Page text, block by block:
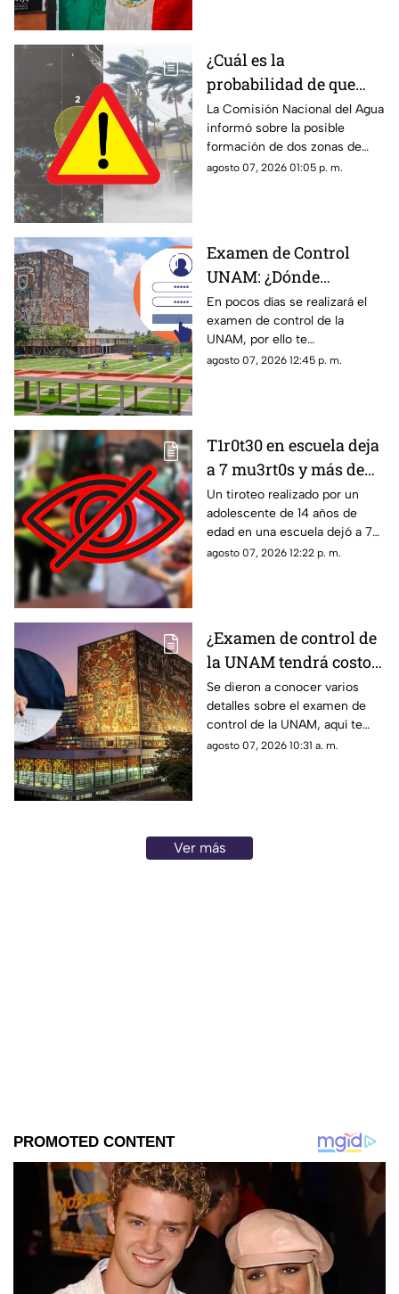
¿Cuál es la
probabilidad de que
'Hernan' se forme esta
semana? Vigilan zonas
de baja presión con
potencial de desarrollo
La Comisión Nacional del Agua
informó sobre la posible
formación de dos zonas de
baja presión con potencial de
agosto 07, 2026 01:05 p. m.
Examen de Control
UNAM: ¿Dónde
consultar el día,
horario y lugar?
En pocos días se realizará el
examen de control de la
UNAM, por ello te
compartimos lo que debes
agosto 07, 2026 12:45 p. m.
T1r0t30 en escuela deja
a 7 mu3rt0s y más de
30 h3r1d0s:
Adolescente de 14 años
realiza m4s4cr3 en
plantel escolar
Un tiroteo realizado por un
adolescente de 14 años de
edad en una escuela dejó a 7
muertos y más de 30 heridos.
agosto 07, 2026 12:22 p. m.
¿Examen de control de
la UNAM tendrá costo?
Conoce todos los
detalles
Se dieron a conocer varios
detalles sobre el examen de
control de la UNAM, aquí te
decimos si tendrá costo o no.
agosto 07, 2026 10:31 a. m.
Ver más